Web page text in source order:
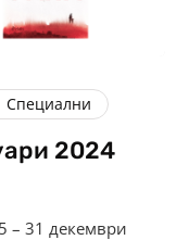
Специални
2024
– 31 декември